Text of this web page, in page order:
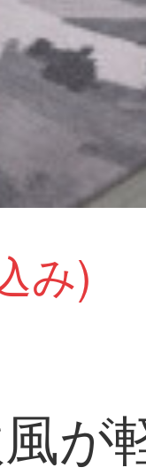
み)
が